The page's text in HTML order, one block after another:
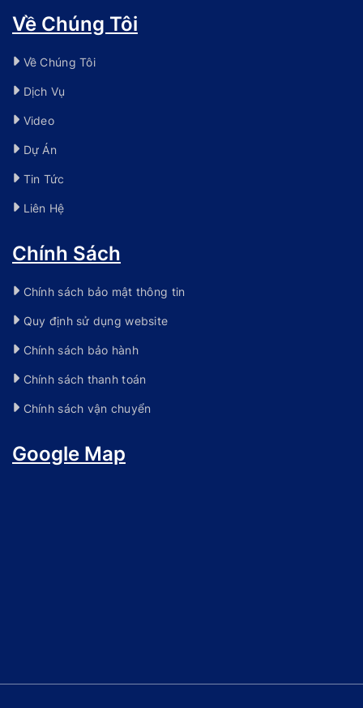
Về Chúng Tôi
Về Chúng Tôi
Dịch Vụ
Video
Dự Án
Tin Tức
Liên Hệ
Chính Sách
Chính sách bảo mật thông tin
Quy định sử dụng website
Chính sách bảo hành
Chính sách thanh toán
Chính sách vận chuyển
Google Map